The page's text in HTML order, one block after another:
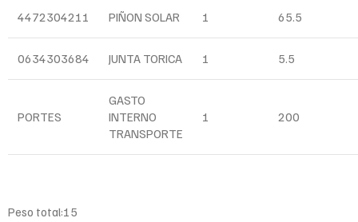
4472304211 PIÑON SOLAR 1 65.5
0634303684 JUNTA TORICA 1 5.5
PORTES
GASTO
INTERNO
TRANSPORTE
1 200
Peso total:15